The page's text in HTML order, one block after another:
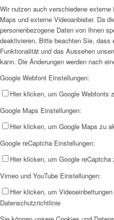
Wir nutzen auch verschiedene
Maps und externe Videoanbieter. Da
personenbezogene Daten von Ihnen
deaktivieren. Bitte beachten Sie, dass
Funktionalität und das Aussehen
kann. Die Änderungen werden nach
Google Webfont Einstellungen:
Hier klicken, um Google Webfonts
Google Maps Einstellungen:
Hier klicken, um Google Maps zu
Google reCaptcha Einstellungen:
Hier klicken, um Google
Vimeo und YouTube Einstellungen:
Hier klicken, um
Datenschutzrichtlinie